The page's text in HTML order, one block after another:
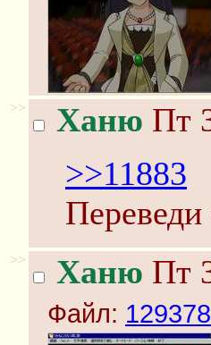
>> Ханю Пт
>>11883
Переведи
>> Ханю Пт
Файл: